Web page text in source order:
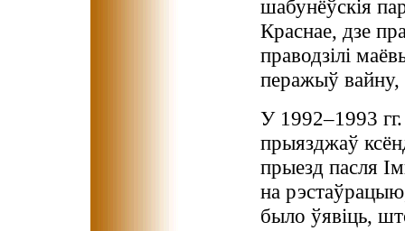
шабунёўскія
Краснае, дзе
праводзілі
перажыў вайну,
У 1992–1993 гг.
прыязджаў
прыезд пасля
на
было ўявіць,